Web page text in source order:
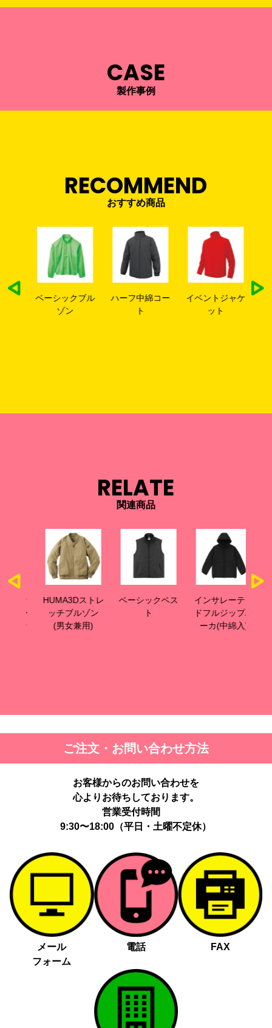
CASE
製作事例
RECOMMEND
おすすめ商品
ベーシックブル
ゾン
ハーフ中綿コー
ト
イベントジャケ
ット
RELATE
関連商品
HUMA3Dストレ
ッチブルゾン
(男女兼用)
ベーシックベス
インサレーテッ
ドフルジップパ
ーカ(中綿入)
ご注文・お問い合わせ方法
お客様からのお問い合わせを
心よりお待ちしております。
営業受付時間
9:30〜18:00（平日・土曜不定休）
メール
フォーム
電話 FAX